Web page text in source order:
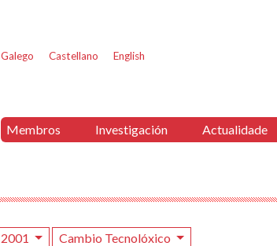
Galego Castellano English
Membros Investigación Actualidade
2001 Cambio Tecnolóxico